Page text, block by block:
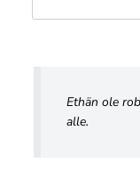
Ethän ole
alle.